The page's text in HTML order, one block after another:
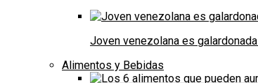
Joven venezolana es
Alimentos y Bebidas